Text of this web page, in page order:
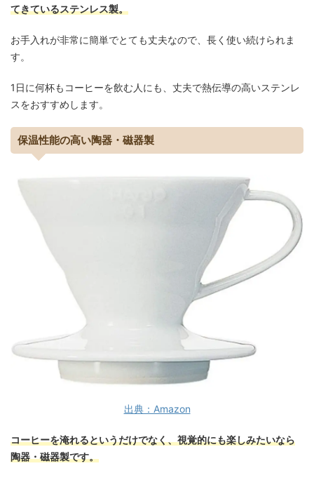
てきているステンレス製。
お手入れが非常に簡単でとても丈夫なので、長く使い続けられま
す。
1日に何杯もコーヒーを飲む人にも、丈夫で熱伝導の高いステンレ
スをおすすめします。
保温性能の高い陶器・磁器製
出典：Amazon
コーヒーを淹れるというだけでなく、視覚的にも楽しみたいなら
陶器・磁器製です。